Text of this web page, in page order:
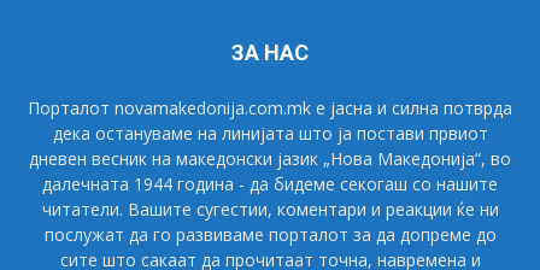
ЗА НАС
Порталот novamakedonija.com.mk е јасна и силна потврда
дека остануваме на линијата што ја постави првиот
дневен весник на македонски јазик „Нова Македонија“, во
далечната 1944 година - да бидеме секогаш со нашите
читатели. Вашите сугестии, коментари и реакции ќе ни
послужат да го развиваме порталот за да допреме до
сите што сакаат да прочитаат точна, навремена и